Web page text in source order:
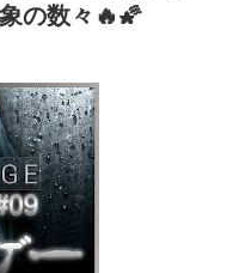
の数々🔥🌠